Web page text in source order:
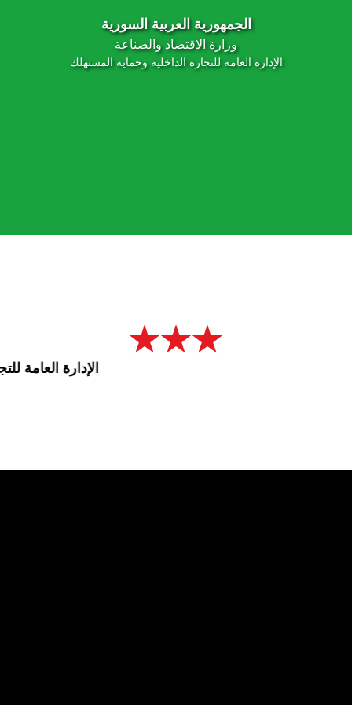
الجمهورية العربية السورية
وزارة الاقتصاد والصناعة
الإدارة العامة للتجارة الداخلية وحماية المستهلك
الإدارة العامة